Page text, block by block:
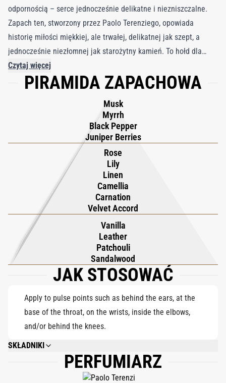
odpornością – serce jednocześnie delikatne i niezniszczalne.
Zapach ten, stworzony przez Paolo Terenziego, opowiada
historię miłości miękkiej, ale trwałej, delikatnej jak szept, a
jednocześnie niezłomnej jak starożytny kamień. To hołd dla
wewnętrznej równowagi: wdzięku bez kruchości, siły bez
nadmiaru. Zaprojektowany dla tych, którzy przewodzą ze
opanowanej elegancji i autentycznego charakteru. Zapach
otwiera się pikantnym i aromatycznym akordem, w którym
czarny pieprz i jagody jałowca łączą się z żywiczną głębią mirry,
złagodzoną zwiewnymi miękkimi piżmami, które dodają
subtelnej intrygi. Serce rozwija się w wystawny kwiatowy bukiet
kamelii, róży, lilii i goździka, wzbogacony gładkimi teksturami
aksamitu i lnu, symbolizującymi wyrafinowany wdzięk. Gdy się
uspokoi, kremowe drzewo sandałowe i ziemista paczula łączą
się ze zmysłową wanilią i wyjątkową głębią rosyjskiej skóry,
pozostawiając ciepły, wyrafinowany i cicho władczy szlak.
Czytaj więcej
PIRAMIDA ZAPACHOWA
Musk
Myrrh
Black Pepper
Juniper Berries
Rose
Lily
Linen
Camellia
Carnation
Velvet Accord
Vanilla
Leather
Patchouli
Sandalwood
JAK STOSOWAĆ
Apply to pulse points such as behind the ears, at the
base of the throat, on the wrists, inside the elbows,
and/or behind the knees.
SKŁADNIKI
ALCOHOL DENAT., PARFUM (FRAGRANCE), BENZYL SALICYLATE,
LIMONENE, GERANIOL, COUMARIN, ALPHA-ISOMETHYL IONONE,
LINALOOL, CITRONELLOL, EUGENOL, HYDROXYCITRONELLAL, CITRAL.
PERFUMIARZ